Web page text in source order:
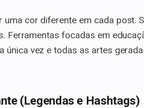
uma cor diferente em cada post.
Ferramentas focadas em
única vez e todas as artes
(Legendas e Hashtags)